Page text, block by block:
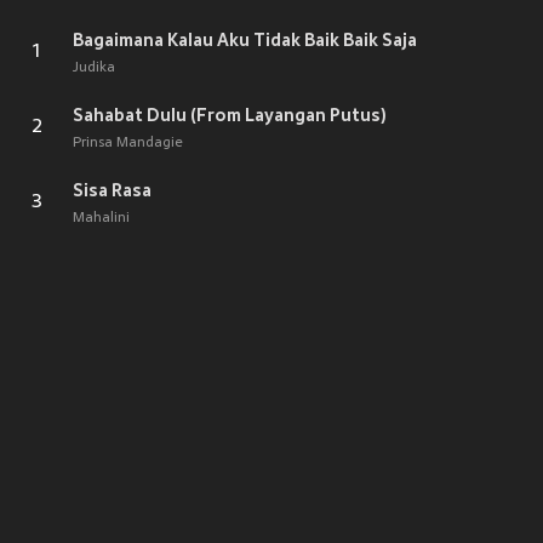
1
Bagaimana Kalau Aku Tidak Baik Baik Saja
Judika
2
Sahabat Dulu (From Layangan Putus)
Prinsa Mandagie
3
Sisa Rasa
Mahalini